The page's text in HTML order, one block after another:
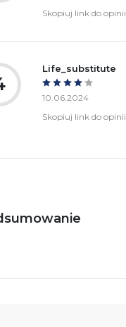
Skopiuj link do opinii
Life_substitute
10.06.2024
Skopiuj link do opinii